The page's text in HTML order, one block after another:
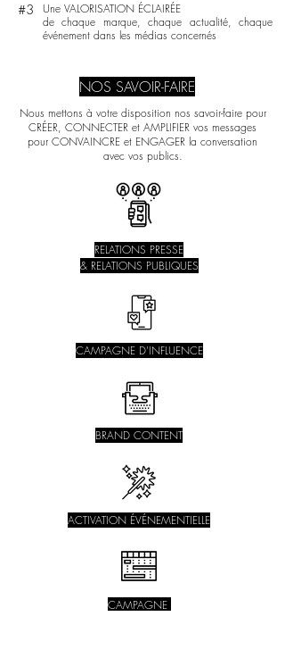
#3
Une VALORISATION ÉCLAIRÉE
de chaque marque, chaque actualité, chaque
événement dans les médias concernés
NOS SAVOIR-FAIRE
Nous mettons à votre disposition nos savoir-faire pour
CRÉER, CONNECTER et AMPLIFIER vos messages
pour CONVAINCRE et ENGAGER la conversation
avec vos publics.
RELATIONS PRESSE
& RELATIONS PUBLIQUES
CAMPAGNE D'INFLUENCE
BRAND CONTENT
ACTIVATION ÉVÉNEMENTIELLE
CAMPAGNE